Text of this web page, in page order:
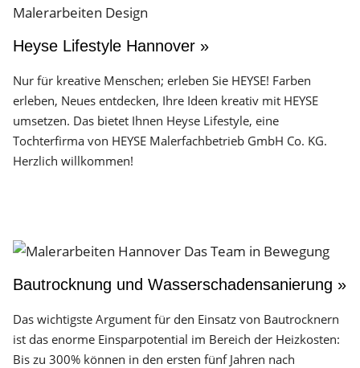
Heyse Lifestyle Hannover »
Nur für kreative Menschen; erleben Sie HEYSE! Farben
erleben, Neues entdecken, Ihre Ideen kreativ mit HEYSE
umsetzen. Das bietet Ihnen Heyse Lifestyle, eine
Tochterfirma von HEYSE Malerfachbetrieb GmbH Co. KG.
Herzlich willkommen!
Bautrocknung und Wasserschadensanierung »
Das wichtigste Argument für den Einsatz von Bautrocknern
ist das enorme Einsparpotential im Bereich der Heizkosten:
Bis zu 300% können in den ersten fünf Jahren nach